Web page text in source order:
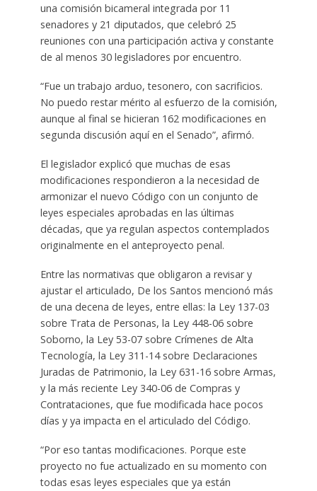
una comisión bicameral integrada por 11
senadores y 21 diputados, que celebró 25
reuniones con una participación activa y constante
de al menos 30 legisladores por encuentro.
“Fue un trabajo arduo, tesonero, con sacrificios.
No puedo restar mérito al esfuerzo de la comisión,
aunque al final se hicieran 162 modificaciones en
segunda discusión aquí en el Senado”, afirmó.
El legislador explicó que muchas de esas
modificaciones respondieron a la necesidad de
armonizar el nuevo Código con un conjunto de
leyes especiales aprobadas en las últimas
décadas, que ya regulan aspectos contemplados
originalmente en el anteproyecto penal.
Entre las normativas que obligaron a revisar y
ajustar el articulado, De los Santos mencionó más
de una decena de leyes, entre ellas: la Ley 137-03
sobre Trata de Personas, la Ley 448-06 sobre
Soborno, la Ley 53-07 sobre Crímenes de Alta
Tecnología, la Ley 311-14 sobre Declaraciones
Juradas de Patrimonio, la Ley 631-16 sobre Armas,
y la más reciente Ley 340-06 de Compras y
Contrataciones, que fue modificada hace pocos
días y ya impacta en el articulado del Código.
“Por eso tantas modificaciones. Porque este
proyecto no fue actualizado en su momento con
todas esas leyes especiales que ya están